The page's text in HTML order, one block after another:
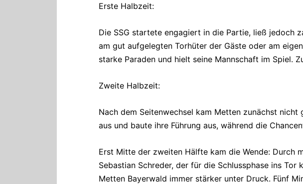
Erste Halbzeit:
Die SSG startete engagiert in die Partie, ließ jedoch
am gut aufgelegten Torhüter der Gäste oder am
starke Paraden und hielt seine Mannschaft im Spiel.
Zweite Halbzeit:
Nach dem Seitenwechsel kam Metten zunächst
aus und baute ihre Führung aus, während die
Erst Mitte der zweiten Hälfte kam die Wende: Durch
Sebastian Schreder, der für die Schlussphase ins
Metten Bayerwald immer stärker unter Druck. Fünf